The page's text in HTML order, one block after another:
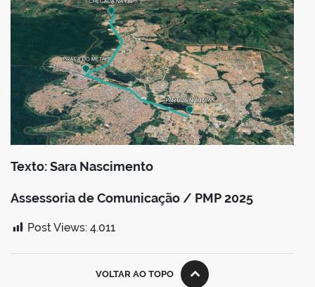
Texto: Sara Nascimento
Assessoria de Comunicação / PMP 2025
Post Views: 4.011
VOLTAR AO TOPO